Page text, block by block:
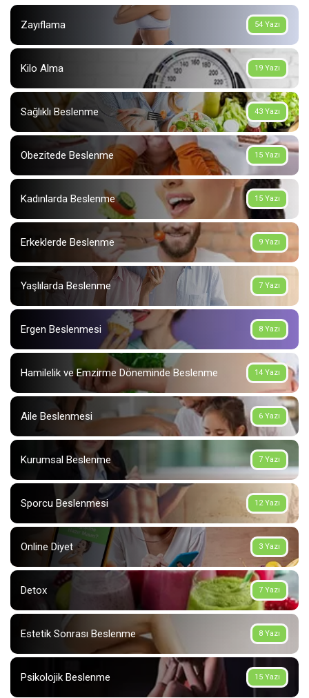
54 Yazı
Zayıflama
19 Yazı
Kilo Alma
43 Yazı
Sağlıklı Beslenme
15 Yazı
Obezitede Beslenme
15 Yazı
Kadınlarda Beslenme
9 Yazı
Erkeklerde Beslenme
7 Yazı
Yaşlılarda Beslenme
8 Yazı
Ergen Beslenmesi
14 Yazı
Hamilelik ve Emzirme Döneminde Beslenme
6 Yazı
Aile Beslenmesi
7 Yazı
Kurumsal Beslenme
12 Yazı
Sporcu Beslenmesi
3 Yazı
Online Diyet
7 Yazı
Detox
8 Yazı
Estetik Sonrası Beslenme
15 Yazı
Psikolojik Beslenme